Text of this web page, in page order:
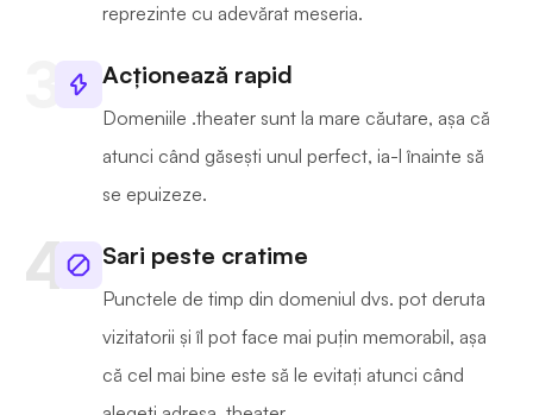
reprezinte cu adevărat meseria.
Acționează rapid
Domeniile .theater sunt la mare căutare, așa că
atunci când găsești unul perfect, ia-l înainte să
se epuizeze.
Sari peste cratime
Punctele de timp din domeniul dvs. pot deruta
vizitatorii și îl pot face mai puțin memorabil, așa
că cel mai bine este să le evitați atunci când